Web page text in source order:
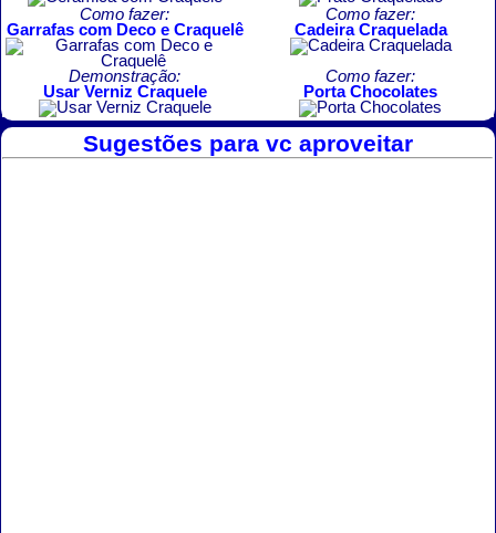
Como fazer:
Garrafas com Deco e Craquelê
Como fazer:
Cadeira Craquelada
Demonstração:
Usar Verniz Craquele
Como fazer:
Porta Chocolates
Sugestões para vc aproveitar